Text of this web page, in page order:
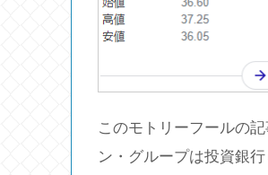
このモトリーフールの
ン・グループは投資銀